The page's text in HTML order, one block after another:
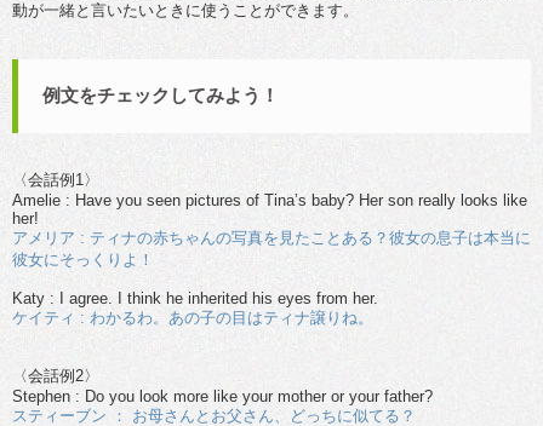
動が一緒と言いたいときに使うことができます。
例文をチェックしてみよう！
〈会話例1〉
Amelie : Have you seen pictures of Tina’s baby? Her son really looks like
her!
アメリア : ティナの赤ちゃんの写真を見たことある？彼女の息子は本当に
彼女にそっくりよ！
Katy : I agree. I think he inherited his eyes from her.
ケイティ : わかるわ。あの子の目はティナ譲りね。
〈会話例2〉
Stephen : Do you look more like your mother or your father?
スティーブン ： お母さんとお父さん、どっちに似てる？